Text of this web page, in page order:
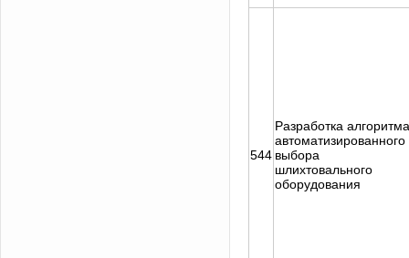
544
Разработка алгоритма
автоматизированного
выбора
шлихтовального
оборудования